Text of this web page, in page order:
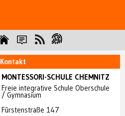
Kontakt
MONTESSORI-SCHULE CHEMNITZ
Freie integrative Schule Oberschule
/ Gymnasium
Fürstenstraße 147